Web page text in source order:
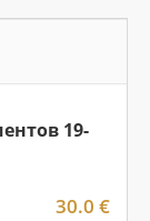
19-
30.0 €